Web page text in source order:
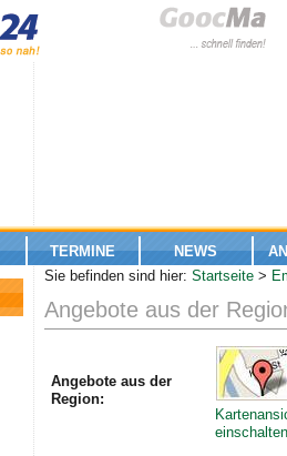
TERMINE NEWS
Sie befinden sind hier: Startseite >
Angebote aus der
Angebote aus der
Region: